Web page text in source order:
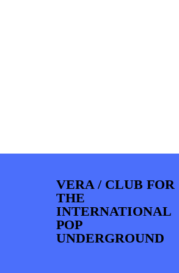
VERA / CLUB FOR
THE
INTERNATIONAL
POP
UNDERGROUND